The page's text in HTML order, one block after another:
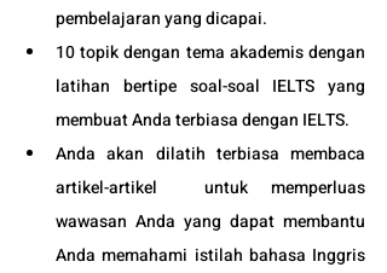
pembelajaran yang dicapai.
10 topik dengan tema akademis dengan
latihan bertipe soal-soal IELTS yang
membuat Anda terbiasa dengan IELTS.
Anda akan dilatih terbiasa membaca
artikel-artikel  untuk memperluas
wawasan Anda yang dapat membantu
Anda memahami istilah bahasa Inggris